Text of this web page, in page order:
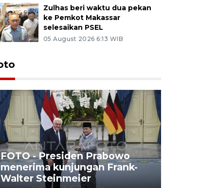
Zulhas beri waktu dua pekan
ke Pemkot Makassar
selesaikan PSEL
05 August 2026 6:13 WIB
FOTO - Presiden Prabowo
menerima kunjungan Frank-
Walter Steinmeier